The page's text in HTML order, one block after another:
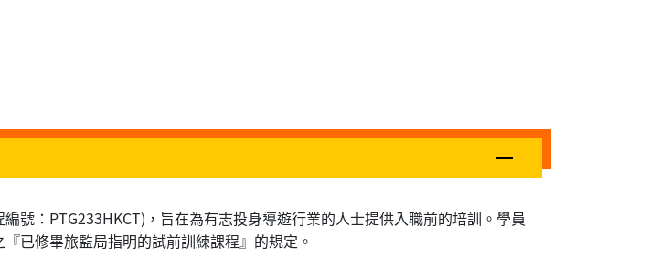
號：PTG233HKCT)，旨在為有志投身導遊行業的人士提供入職前的培訓。學員
『已修畢旅監局指明的試前訓練課程』的規定。